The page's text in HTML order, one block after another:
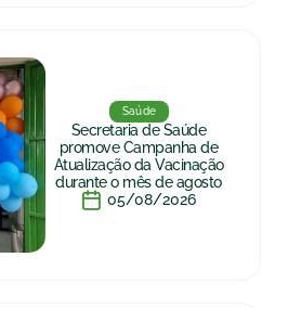
Saúde
Secretaria de Saúde
promove Campanha de
Atualização da Vacinação
durante o mês de agosto
05/08/2026